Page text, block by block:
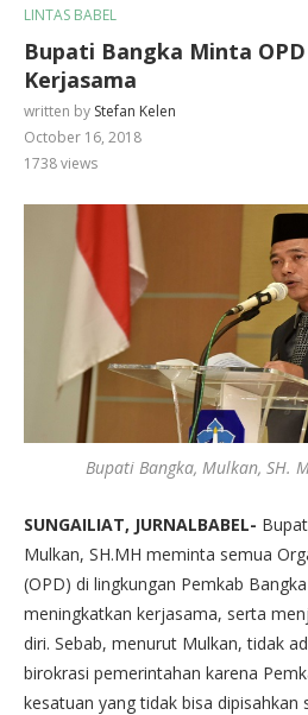
LINTAS BABEL
Bupati Bangka Minta
Kerjasama
written by Stefan Kelen
October 16, 2018
1738views
Bupati Bangka, Mulkan, SH.
SUNGAILIAT, JURNALBABEL-
Mulkan, SH.MH meminta semua
(OPD) di lingkungan Pemkab
meningkatkan kerjasama, serta
diri. Sebab, menurut Mulkan, tidak
birokrasi pemerintahan karena
kesatuan yang tidak bisa dipisahkan